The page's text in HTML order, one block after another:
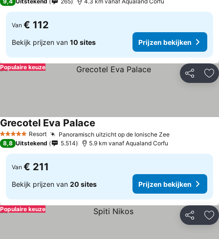
Van € 112
Bekijk prijzen van 10 sites Prijzen bekijken
Delen
Populaire keuze
5 Sterren Resort Panoramisch uitzicht op de Ionische Zee
Grecotel Eva Palace
8,8 Uitstekend 5.514 5.9 km vanaf Aqualand Corfu
Van € 211
Bekijk prijzen van 20 sites Prijzen bekijken
Delen
Populaire keuze